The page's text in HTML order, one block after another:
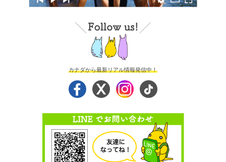
カナダから最新リアル情報発信中！